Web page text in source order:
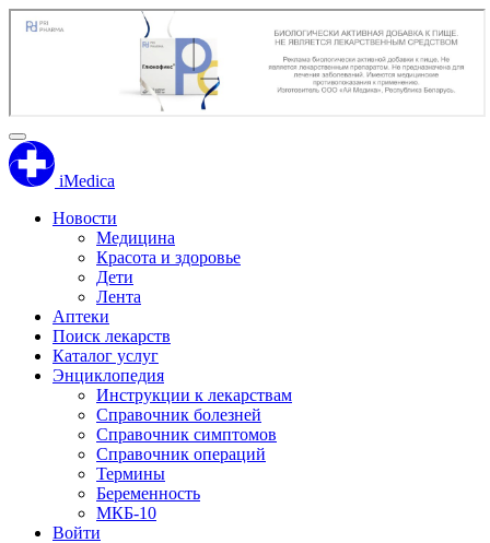
iMedica
Новости
Медицина
Красота и здоровье
Дети
Лента
Аптеки
Поиск лекарств
Каталог услуг
Энциклопедия
Инструкции к лекарствам
Справочник болезней
Справочник симптомов
Справочник операций
Термины
Беременность
МКБ-10
Войти